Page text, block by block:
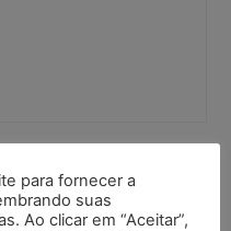
para fornecer a
suas
Ao clicar em “Aceitar”,